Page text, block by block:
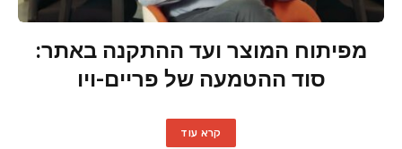
מפיתוח המוצר ועד ההתקנה באתר:
סוד ההטמעה של פריים-ויו
קרא עוד